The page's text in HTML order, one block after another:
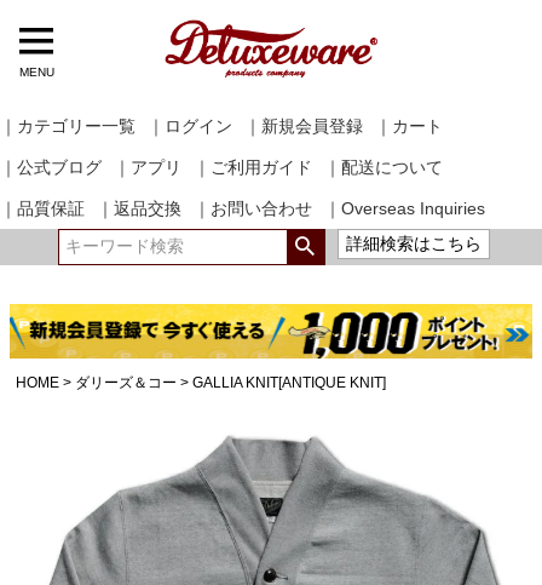
MENU
｜カテゴリー一覧 ｜ログイン ｜新規会員登録 ｜カート
｜公式ブログ ｜アプリ ｜ご利用ガイド ｜配送について
｜品質保証 ｜返品交換 ｜お問い合わせ
｜Overseas Inquiries
詳細検索はこちら
HOME ダリーズ＆コー GALLIA KNIT[ANTIQUE KNIT]